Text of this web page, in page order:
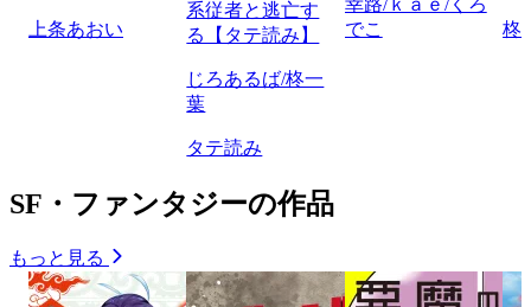
上条あおい
系従者と逃亡す
る【タテ読み】
じろあるば/柊一
葉
タテ読み
幸路/ｋａｅ/くろ
でこ
柊
SF・ファンタジーの作品
もっと見る